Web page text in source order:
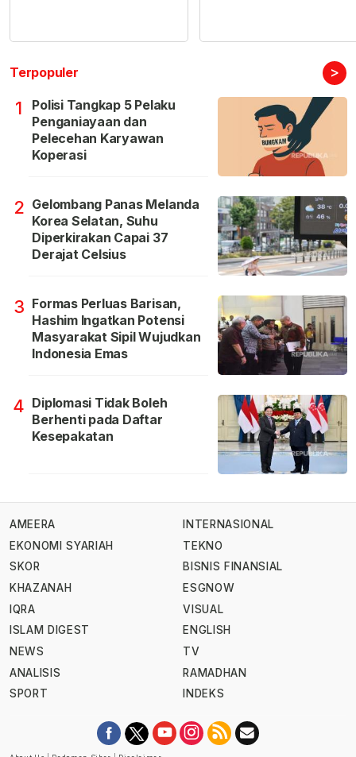
Terpopuler >
1
Polisi Tangkap 5 Pelaku
Penganiayaan dan
Pelecehan Karyawan
Koperasi
2 Gelombang Panas Melanda
Korea Selatan, Suhu
Diperkirakan Capai 37
Derajat Celsius
3 Formas Perluas Barisan,
Hashim Ingatkan Potensi
Masyarakat Sipil Wujudkan
Indonesia Emas
4 Diplomasi Tidak Boleh
Berhenti pada Daftar
Kesepakatan
AMEERA
EKONOMI SYARIAH
SKOR
KHAZANAH
IQRA
ISLAM DIGEST
NEWS
ANALISIS
SPORT
INTERNASIONAL
TEKNO
BISNIS FINANSIAL
ESGNOW
VISUAL
ENGLISH
TV
RAMADHAN
INDEKS